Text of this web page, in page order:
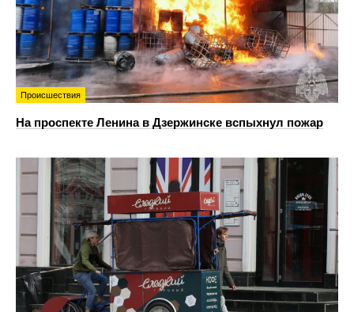
Происшествия
На проспекте Ленина в Дзержинске вспыхнул пожар